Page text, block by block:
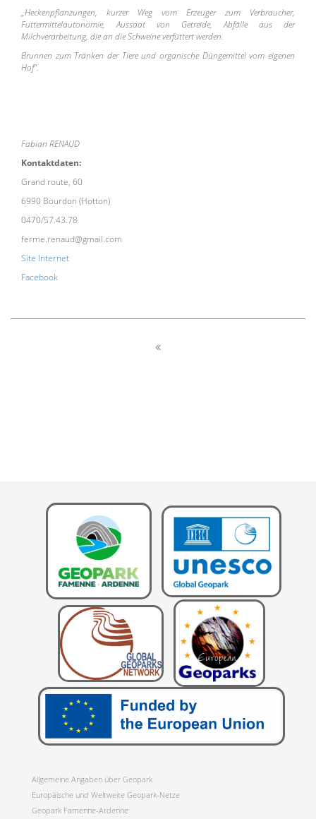
„Heckenpflanzungen, kurzer Weg vom Erzeuger zum Verbraucher,
Futtermittelautonomie, Aussaat von Getreide, Abfälle aus der
Milchverarbeitung, die an die Schweine verfüttert werden.
Brunnen zum Tränken der Tiere und organische Düngemittel vom eigenen
Hof“.
Fabian RENAUD
Kontaktdaten:
Grand route, 60
6990 Bourdon (Hotton)
0470/57.43.78
ferme.renaud@gmail.com
Site Internet
Facebook
Allgemeine Angaben über Geopark
Europäische und Weltweite Geopark-Netze
Geopark Famenne-Ardenne